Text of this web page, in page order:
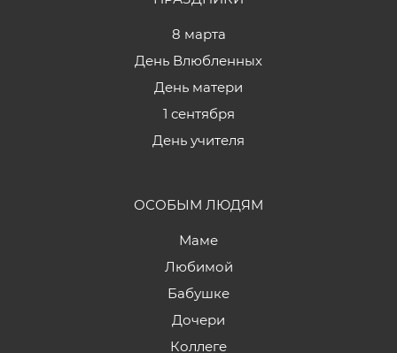
8 марта
День Влюбленных
День матери
1 сентября
День учителя
ОСОБЫМ ЛЮДЯМ
Маме
Любимой
Бабушке
Дочери
Коллеге